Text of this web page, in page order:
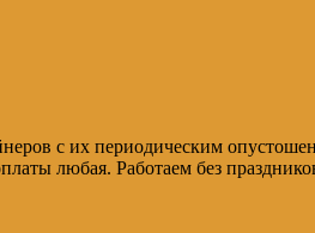
с их периодическим
любая. Работаем без